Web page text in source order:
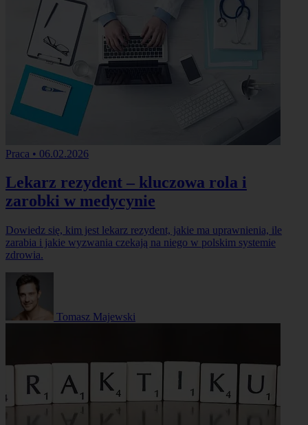
Praca • 06.02.2026
Lekarz rezydent – kluczowa rola i
zarobki w medycynie
Dowiedz się, kim jest lekarz rezydent, jakie ma uprawnienia, ile
zarabia i jakie wyzwania czekają na niego w polskim systemie
zdrowia.
Tomasz Majewski